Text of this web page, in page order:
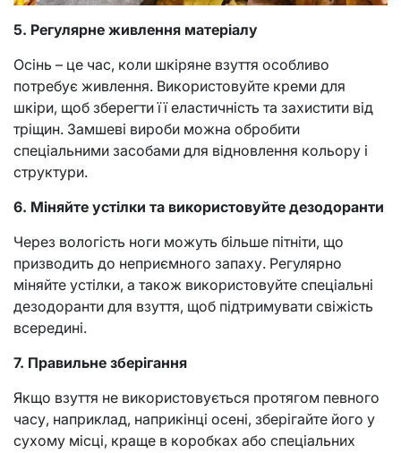
5. Регулярне живлення матеріалу
Осінь – це час, коли шкіряне взуття особливо
потребує живлення. Використовуйте креми для
шкіри, щоб зберегти її еластичність та захистити від
тріщин. Замшеві вироби можна обробити
спеціальними засобами для відновлення кольору і
структури.
6. Міняйте устілки та використовуйте дезодоранти
Через вологість ноги можуть більше пітніти, що
призводить до неприємного запаху. Регулярно
міняйте устілки, а також використовуйте спеціальні
дезодоранти для взуття, щоб підтримувати свіжість
всередині.
7. Правильне зберігання
Якщо взуття не використовується протягом певного
часу, наприклад, наприкінці осені, зберігайте його у
сухому місці, краще в коробках або спеціальних